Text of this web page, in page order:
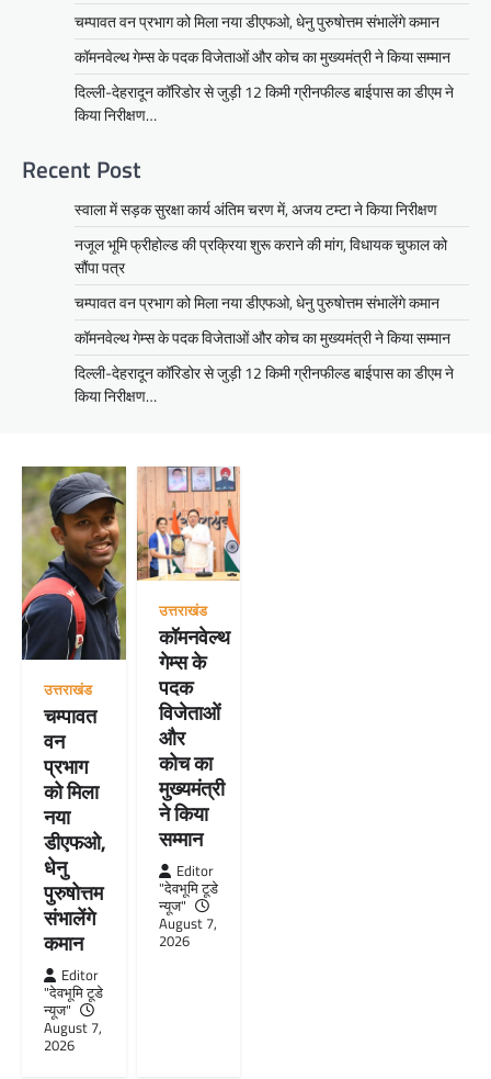
चम्पावत वन प्रभाग को मिला नया डीएफओ, धेनु पुरुषोत्तम संभालेंगे कमान
कॉमनवेल्थ गेम्स के पदक विजेताओं और कोच का मुख्यमंत्री ने किया सम्मान
दिल्ली-देहरादून कॉरिडोर से जुड़ी 12 किमी ग्रीनफील्ड बाईपास का डीएम ने
किया निरीक्षण…
Recent Post
स्वाला में सड़क सुरक्षा कार्य अंतिम चरण में, अजय टम्टा ने किया निरीक्षण
नजूल भूमि फ्रीहोल्ड की प्रक्रिया शुरू कराने की मांग, विधायक चुफाल को
सौंपा पत्र
चम्पावत वन प्रभाग को मिला नया डीएफओ, धेनु पुरुषोत्तम संभालेंगे कमान
कॉमनवेल्थ गेम्स के पदक विजेताओं और कोच का मुख्यमंत्री ने किया सम्मान
दिल्ली-देहरादून कॉरिडोर से जुड़ी 12 किमी ग्रीनफील्ड बाईपास का डीएम ने
किया निरीक्षण…
उत्तराखंड
चम्पावत
वन
प्रभाग
को मिला
नया
डीएफओ,
धेनु
पुरुषोत्तम
संभालेंगे
कमान
Editor
"देवभूमि टूडे
न्यूज"
August 7,
2026
उत्तराखंड
कॉमनवेल्थ
गेम्स के
पदक
विजेताओं
और
कोच का
मुख्यमंत्री
ने किया
सम्मान
Editor
"देवभूमि टूडे
न्यूज"
August 7,
2026